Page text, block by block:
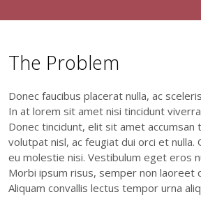
The Problem
Donec faucibus placerat nulla, ac
In at lorem sit amet nisi tincidunt
Donec tincidunt, elit sit amet
volutpat nisl, ac feugiat dui orci et nulla.
eu molestie nisi. Vestibulum eget eros
Morbi ipsum risus, semper non laoreet
Aliquam convallis lectus tempor urna